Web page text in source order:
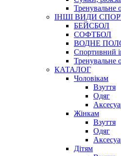
Тренувальне
ІНШІ ВИДИ
БЕЙСБОЛ
СОФТБОЛ
ВОДНЕ
Спортивний
Тренувальне
КАТАЛОГ
Чоловікам
Взуття
Одяг
Жінкам
Взуття
Одяг
Дітям